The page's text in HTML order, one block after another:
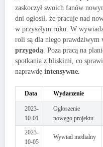
zaskoczył swoich fanów
dni ogłosił, że pracuje nad
w przyszłym roku. W
roli są dla niego prawdziwym
przygodą. Poza pracą na
spotkania z bliskimi, co
naprawdę intensywne.
Data Wydarzenie
2023-
10-01
Ogłoszenie
nowego projektu
2023-
10-05
Wywiad medialny